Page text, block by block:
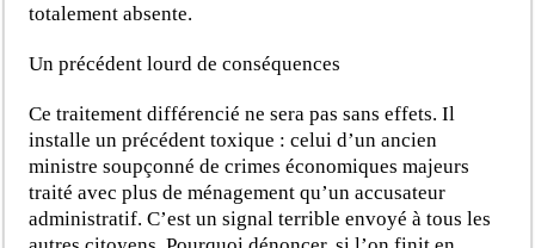
totalement absente.
Un précédent lourd de conséquences
Ce traitement différencié ne sera pas sans effets. Il
installe un précédent toxique : celui d’un ancien
ministre soupçonné de crimes économiques majeurs
traité avec plus de ménagement qu’un accusateur
administratif. C’est un signal terrible envoyé à tous les